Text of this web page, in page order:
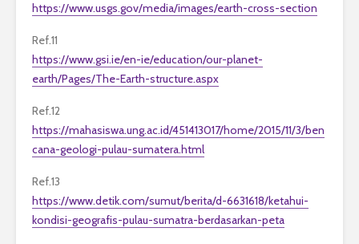
https://www.usgs.gov/media/images/earth-cross-section
Ref.11
https://www.gsi.ie/en-ie/education/our-planet-
earth/Pages/The-Earth-structure.aspx
Ref.12
https://mahasiswa.ung.ac.id/451413017/home/2015/11/3/ben
cana-geologi-pulau-sumatera.html
Ref.13
https://www.detik.com/sumut/berita/d-6631618/ketahui-
kondisi-geografis-pulau-sumatra-berdasarkan-peta